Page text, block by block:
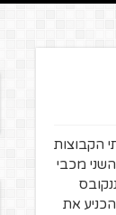
הקבוצות
מכבי
את